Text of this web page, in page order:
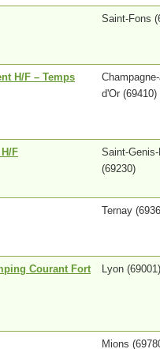
Saint-Fons
H/F – Temps
d'Or (69410)
F
Saint-
(69230)
Ternay
Courant Fort
Lyon (69001)
Mions